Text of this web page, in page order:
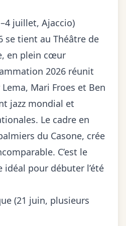
juillet, Ajaccio)
se tient au Théâtre de
en plein cœur
2026 réunit
Mari Froes et Ben
jazz mondial et
Le cadre en
du Casone, crée
C’est le
idéal pour débuter l’été
(21 juin, plusieurs